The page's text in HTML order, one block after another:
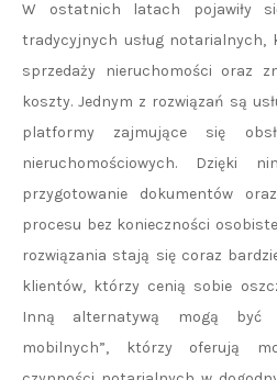
W ostatnich latach pojawiły
tradycyjnych usług notarialnych,
sprzedaży nieruchomości oraz
koszty. Jednym z rozwiązań są
platformy zajmujące się
nieruchomościowych. Dzięki
przygotowanie dokumentów
procesu bez konieczności
rozwiązania stają się coraz
klientów, którzy cenią sobie
Inną alternatywą mogą być
mobilnych”, którzy oferują